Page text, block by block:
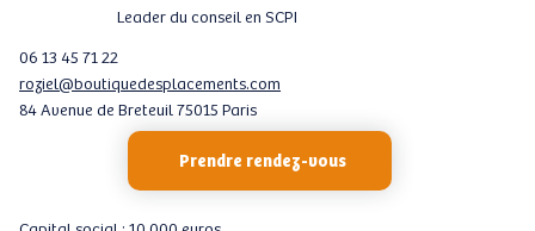
Leader du conseil en SCPI
06 13 45 71 22
roziel@boutiquedesplacements.com
84 Avenue de Breteuil 75015 Paris
Prendre rendez-vous